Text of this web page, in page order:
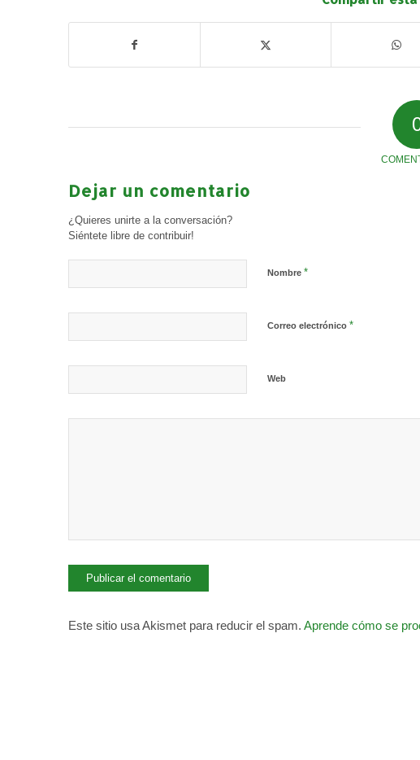
Dejar un comentario
¿Quieres unirte a la conversación?
Siéntete libre de contribuir!
Nombre *
Correo electrónico *
Web
Este sitio usa Akismet para reducir el spam. Aprende cómo se